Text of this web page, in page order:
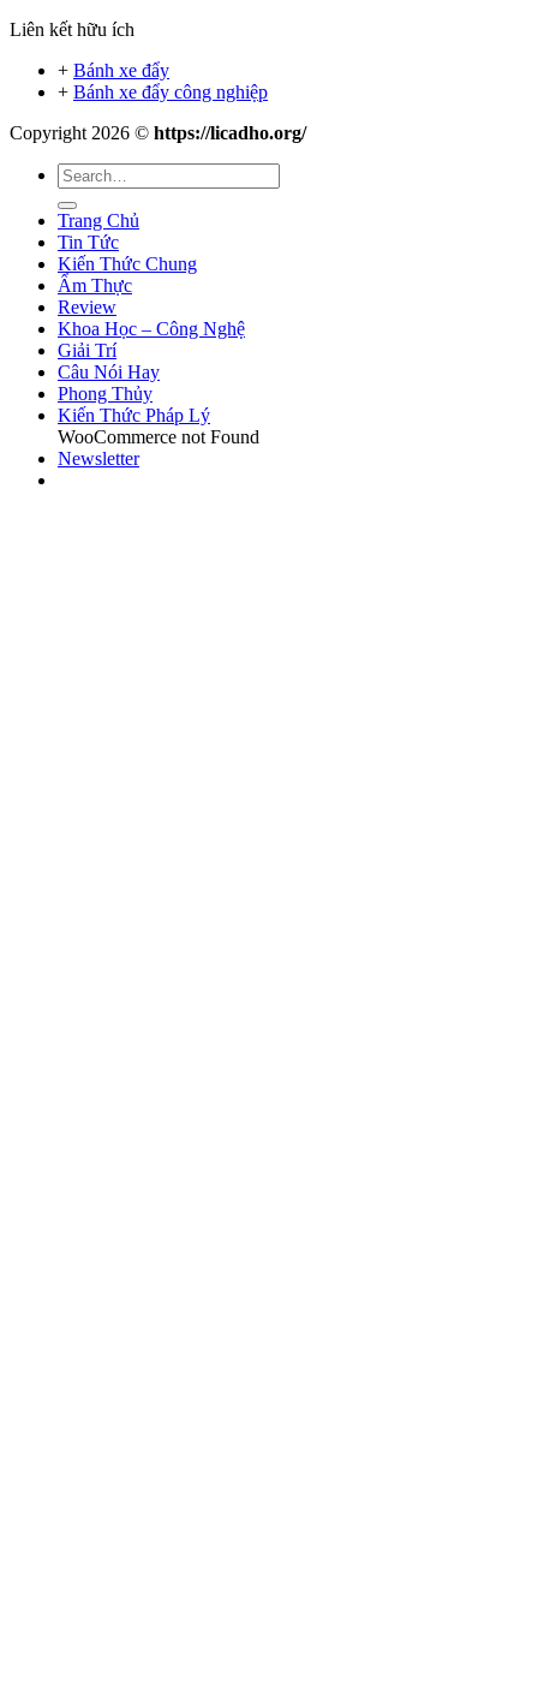
Liên kết hữu ích
+ Bánh xe đẩy
+ Bánh xe đẩy công nghiệp
Copyright 2026 © https://licadho.org/
Trang Chủ
Tin Tức
Kiến Thức Chung
Ẩm Thực
Review
Khoa Học – Công Nghệ
Giải Trí
Câu Nói Hay
Phong Thủy
Kiến Thức Pháp Lý
WooCommerce not Found
Newsletter